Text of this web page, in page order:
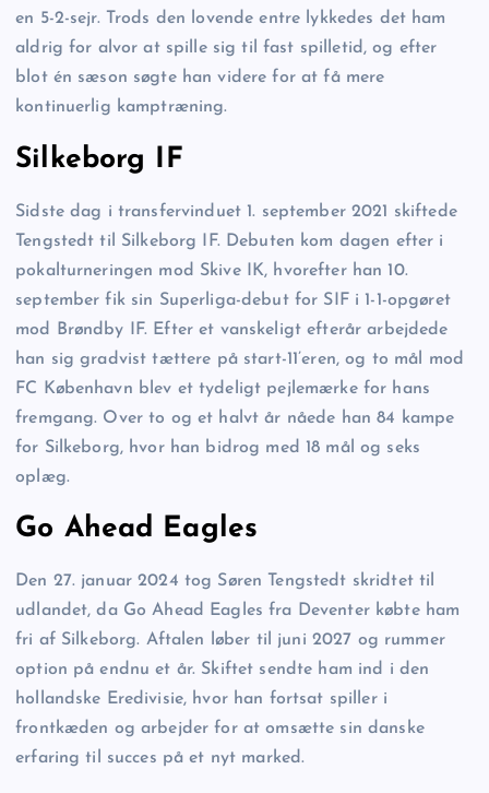
en 5-2-sejr. Trods den lovende entre lykkedes det ham
aldrig for alvor at spille sig til fast spilletid, og efter
blot én sæson søgte han videre for at få mere
kontinuerlig kamptræning.
Silkeborg IF
Sidste dag i transfervinduet 1. september 2021 skiftede
Tengstedt til Silkeborg IF. Debuten kom dagen efter i
pokalturneringen mod Skive IK, hvorefter han 10.
september fik sin Superliga-debut for SIF i 1-1-opgøret
mod Brøndby IF. Efter et vanskeligt efterår arbejdede
han sig gradvist tættere på start-11’eren, og to mål mod
FC København blev et tydeligt pejlemærke for hans
fremgang. Over to og et halvt år nåede han 84 kampe
for Silkeborg, hvor han bidrog med 18 mål og seks
oplæg.
Go Ahead Eagles
Den 27. januar 2024 tog Søren Tengstedt skridtet til
udlandet, da Go Ahead Eagles fra Deventer købte ham
fri af Silkeborg. Aftalen løber til juni 2027 og rummer
option på endnu et år. Skiftet sendte ham ind i den
hollandske Eredivisie, hvor han fortsat spiller i
frontkæden og arbejder for at omsætte sin danske
erfaring til succes på et nyt marked.